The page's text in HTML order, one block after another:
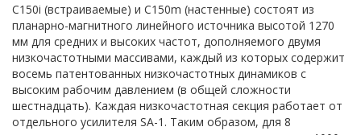
С150i (встраиваемые) и C150m (настенные) состоят из
планарно-магнитного линейного источника высотой 1270
мм для средних и высоких частот, дополняемого двумя
низкочастотными массивами, каждый из которых содержит
восемь патентованных низкочастотных динамиков с
высоким рабочим давлением (в общей сложности
шестнадцать). Каждая низкочастотная секция работает от
отдельного усилителя SA-1. Таким образом, для 8